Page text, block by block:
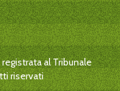
al Tribunale
riservati